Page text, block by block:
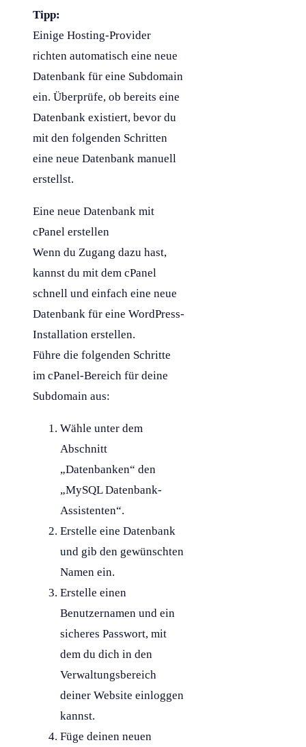
Tipp:
Einige Hosting-Provider
richten automatisch eine neue
Datenbank für eine Subdomain
ein. Überprüfe, ob bereits eine
Datenbank existiert, bevor du
mit den folgenden Schritten
eine neue Datenbank manuell
erstellst.
Eine neue Datenbank mit
cPanel erstellen
Wenn du Zugang dazu hast,
kannst du mit dem cPanel
schnell und einfach eine neue
Datenbank für eine WordPress-
Installation erstellen.
Führe die folgenden Schritte
im cPanel-Bereich für deine
Subdomain aus:
Wähle unter dem
Abschnitt
„Datenbanken“ den
„MySQL Datenbank-
Assistenten“.
Erstelle eine Datenbank
und gib den gewünschten
Namen ein.
Erstelle einen
Benutzernamen und ein
sicheres Passwort, mit
dem du dich in den
Verwaltungsbereich
deiner Website einloggen
kannst.
Füge deinen neuen